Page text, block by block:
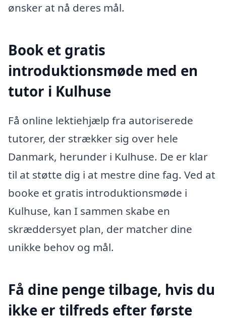
ønsker at nå deres mål.
Book et gratis
introduktionsmøde med en
tutor i Kulhuse
Få online lektiehjælp fra autoriserede
tutorer, der strækker sig over hele
Danmark, herunder i Kulhuse. De er klar
til at støtte dig i at mestre dine fag. Ved at
booke et gratis introduktionsmøde i
Kulhuse, kan I sammen skabe en
skræddersyet plan, der matcher dine
unikke behov og mål.
Få dine penge tilbage, hvis du
ikke er tilfreds efter første